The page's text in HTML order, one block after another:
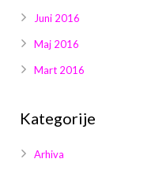
Juni 2016
Maj 2016
Mart 2016
Kategorije
Arhiva